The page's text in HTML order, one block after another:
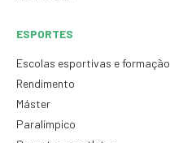
ESPORTES
Escolas esportivas e formação
Rendimento
Máster
Paralímpico